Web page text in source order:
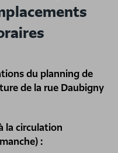
du planning de
de la rue Daubigny
la circulation
: